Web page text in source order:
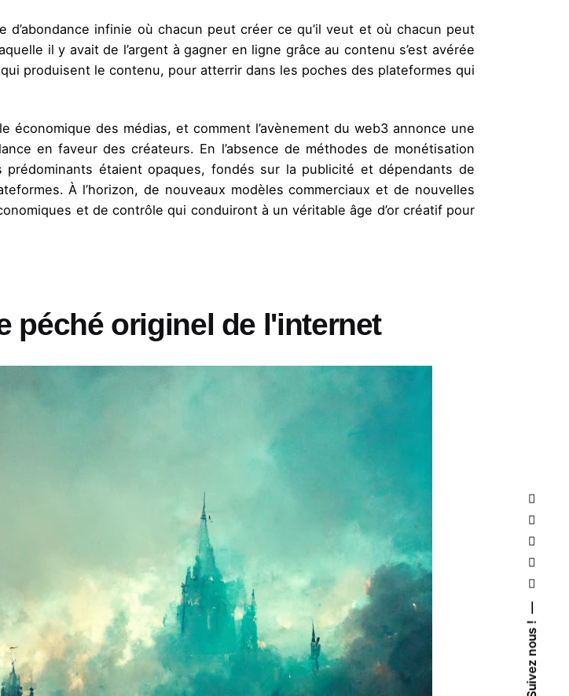
Suivez nous !
d’abondance infinie où chacun peut créer ce qu’il veut et où chacun peut
il y avait de l’argent à gagner en ligne grâce au contenu s’est avérée
produisent le contenu, pour atterrir dans les poches des plateformes qui
économique des médias, et comment l’avènement du web3 annonce une
en faveur des créateurs. En l’absence de méthodes de monétisation
étaient opaques, fondés sur la publicité et dépendants de
À l’horizon, de nouveaux modèles commerciaux et de nouvelles
et de contrôle qui conduiront à un véritable âge d’or créatif pour
péché originel de l'internet